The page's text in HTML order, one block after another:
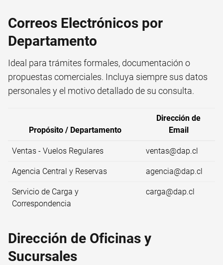
Correos Electrónicos por
Departamento
Ideal para trámites formales, documentación o
propuestas comerciales. Incluya siempre sus datos
personales y el motivo detallado de su consulta.
Propósito / Departamento
Dirección de
Email
Ventas - Vuelos Regulares ventas@dap.cl
Agencia Central y Reservas agencia@dap.cl
Servicio de Carga y
Correspondencia
carga@dap.cl
Dirección de Oficinas y
Sucursales